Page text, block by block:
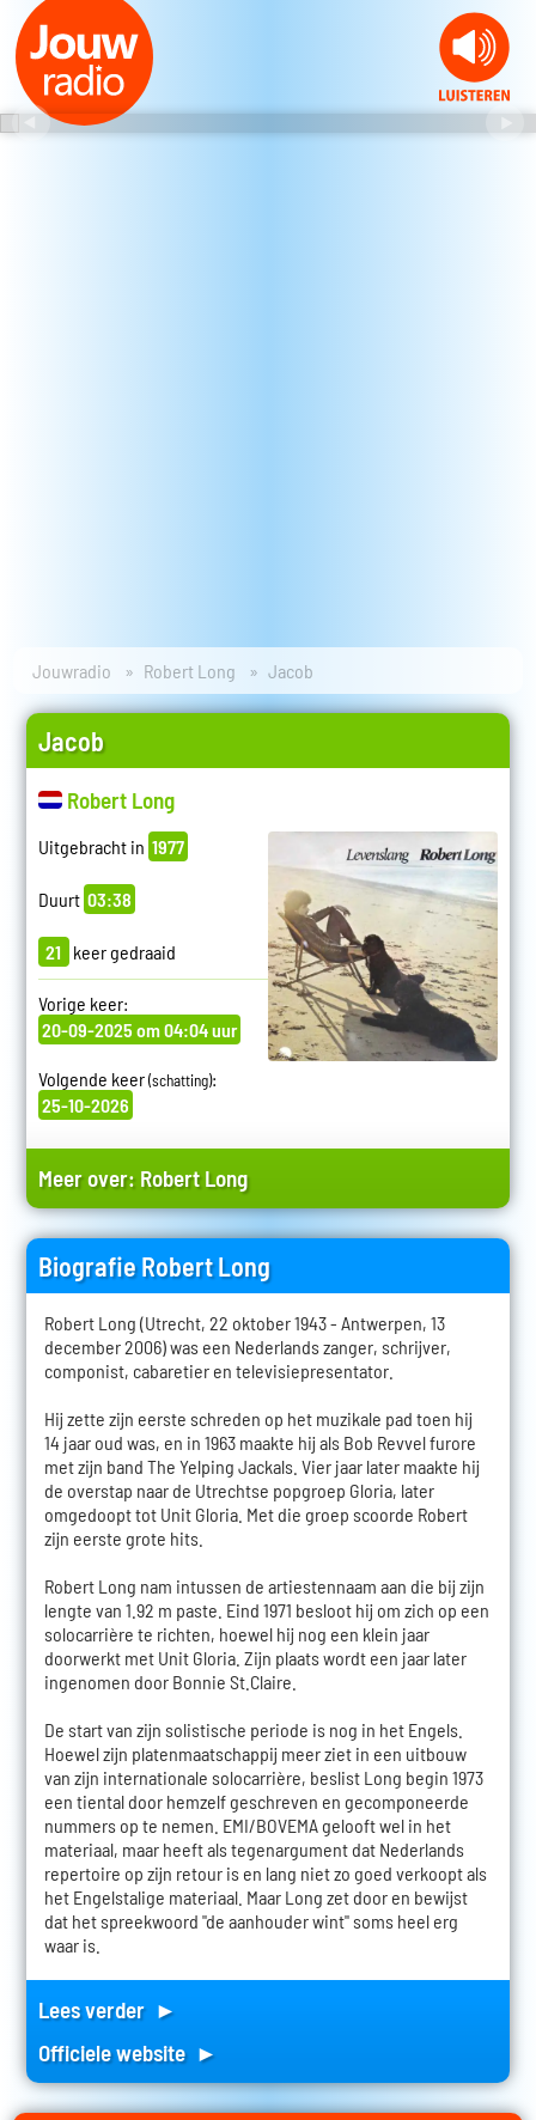
Jouwradio Robert Long Jacob
Jacob
Robert Long
Uitgebracht in 1977
Duurt 03:38
21 keer gedraaid
Vorige keer:
20-09-2025 om 04:04 uur
Volgende keer(schatting):
25-10-2026
Meer over: Robert Long
Biografie Robert Long
Robert Long (Utrecht, 22 oktober 1943 - Antwerpen, 13
december 2006) was een Nederlands zanger, schrijver,
componist, cabaretier en televisiepresentator.
Hij zette zijn eerste schreden op het muzikale pad toen hij
14 jaar oud was, en in 1963 maakte hij als Bob Revvel furore
met zijn band The Yelping Jackals. Vier jaar later maakte hij
de overstap naar de Utrechtse popgroep Gloria, later
omgedoopt tot Unit Gloria. Met die groep scoorde Robert
zijn eerste grote hits.
Robert Long nam intussen de artiestennaam aan die bij zijn
lengte van 1.92 m paste. Eind 1971 besloot hij om zich op een
solocarrière te richten, hoewel hij nog een klein jaar
doorwerkt met Unit Gloria. Zijn plaats wordt een jaar later
ingenomen door Bonnie St.Claire.
De start van zijn solistische periode is nog in het Engels.
Hoewel zijn platenmaatschappij meer ziet in een uitbouw
van zijn internationale solocarrière, beslist Long begin 1973
een tiental door hemzelf geschreven en gecomponeerde
nummers op te nemen. EMI/BOVEMA gelooft wel in het
materiaal, maar heeft als tegenargument dat Nederlands
repertoire op zijn retour is en lang niet zo goed verkoopt als
het Engelstalige materiaal. Maar Long zet door en bewijst
dat het spreekwoord "de aanhouder wint" soms heel erg
waar is.
Lees verder ►
Officiele website ►